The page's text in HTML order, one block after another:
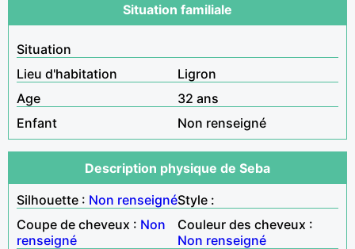
Situation familiale
Situation
Lieu d'habitation
Ligron
Age
32 ans
Enfant
Non renseigné
Description physique de Seba
Silhouette : Non renseignéStyle :
Coupe de cheveux : Non
renseigné
Couleur des cheveux :
Non renseigné